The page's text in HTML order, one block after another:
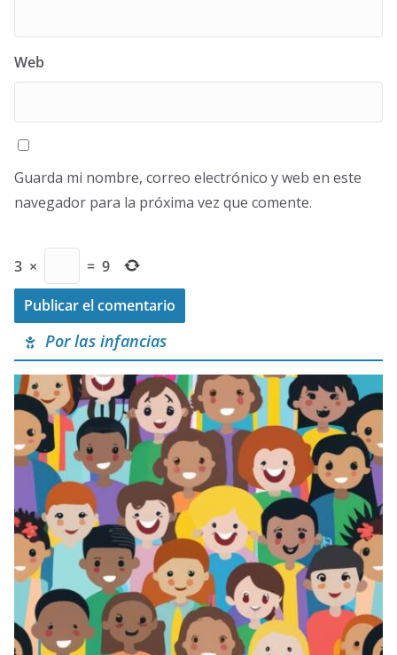
Web
Guarda mi nombre, correo electrónico y web en este
navegador para la próxima vez que comente.
3 × = 9
Por las infancias